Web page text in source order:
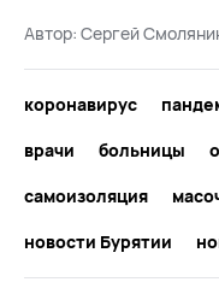
Автор: Сергей
коронавирус
врачи
больницы
самоизоляция
новости Бурятии